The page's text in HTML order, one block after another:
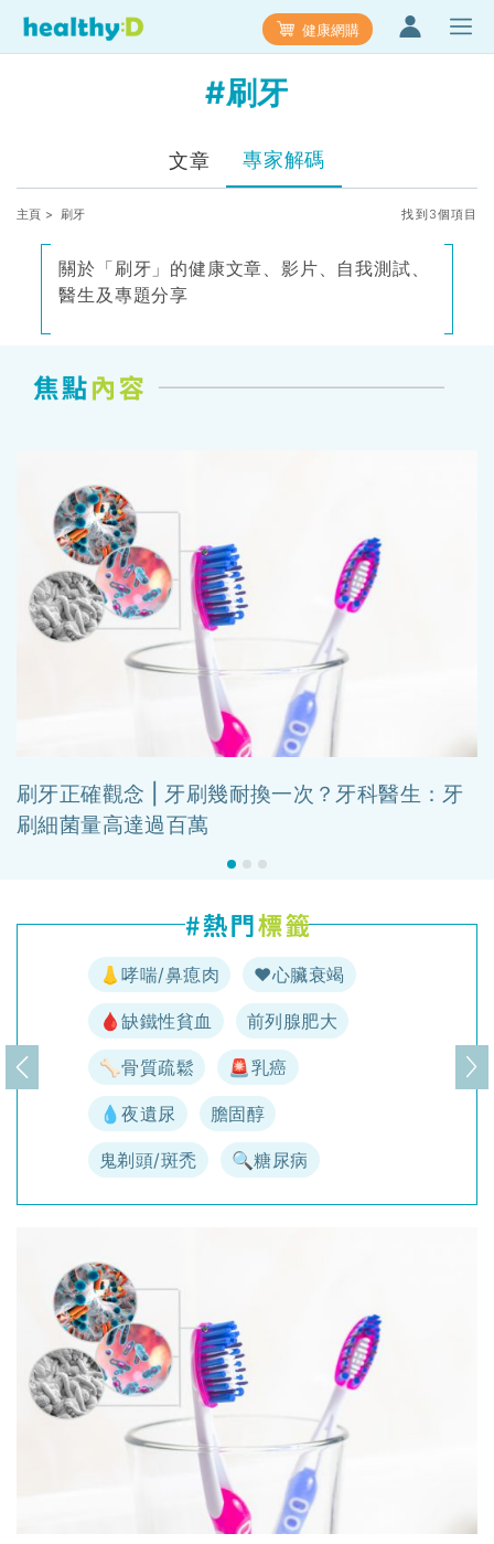
健康網購
#刷牙
文章 專家解碼
主頁 > 刷牙 找到3個項目
關於「刷牙」的健康文章、影片、自我測試、
醫生及專題分享
刷牙正確觀念 | 牙刷幾耐換一次？牙科醫生：牙
刷細菌量高達過百萬
👃哮喘/鼻瘜肉 ♥️心臟衰竭
🩸缺鐵性貧血 前列腺肥大
🦴骨質疏鬆 🚨乳癌
💧夜遺尿 膽固醇
鬼剃頭/斑禿 🔍糖尿病
上一頁 下